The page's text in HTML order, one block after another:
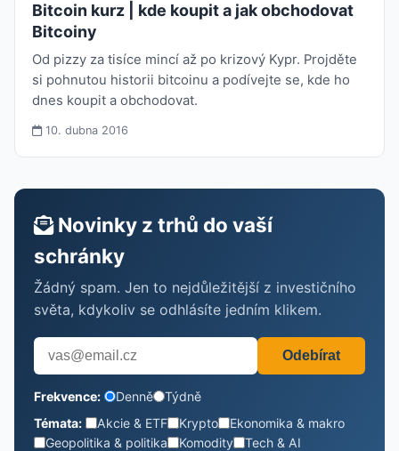
Bitcoin kurz | kde koupit a jak obchodovat
Bitcoiny
Od pizzy za tisíce mincí až po krizový Kypr. Projděte
si pohnutou historii bitcoinu a podívejte se, kde ho
dnes koupit a obchodovat.
10. dubna 2016
Novinky z trhů do vaší
schránky
Žádný spam. Jen to nejdůležitější z investičního
světa, kdykoliv se odhlásíte jedním klikem.
Odebírat
Frekvence: Denně
Týdně
Témata:
Akcie & ETF Krypto
Ekonomika & makro
Geopolitika & politika
Komodity
Tech & AI